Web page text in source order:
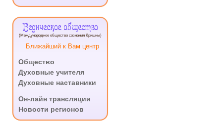
Ведическое общество
(Международное общество сознания Кришны)
Ближайший к Вам центр
Общество
Духовные учителя
Духовные наставники
Он-лайн трансляции
Новости регионов